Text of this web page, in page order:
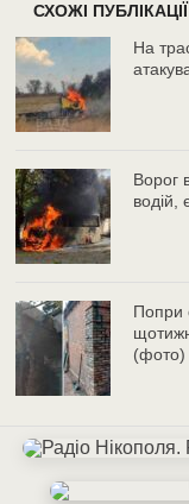
СХОЖІ ПУБЛІКАЦІЇ
На
Ворог
водій,
Попри
(фото)